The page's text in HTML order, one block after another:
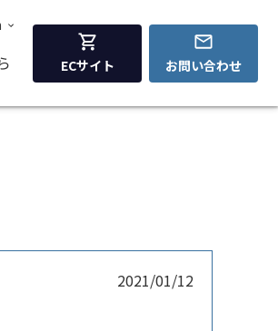
ECサイト お問い合わせ
2021/01/12